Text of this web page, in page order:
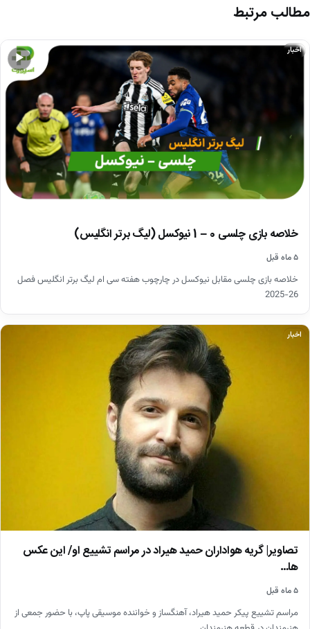
مطالب مرتبط
▶
اخبار
خلاصه بازی چلسی 0 – 1 نیوکسل (لیگ برتر انگلیس)
۵ ماه قبل
خلاصه بازی چلسی مقابل نیوکسل در چارچوب هفته سی ام لیگ برتر انگلیس فصل
26-2025
اخبار
تصاویر| گریه هواداران حمید هیراد در مراسم تشییع او/ این عکس
ها…
۵ ماه قبل
مراسم تشییع پیکر حمید هیراد، آهنگساز و خواننده موسیقی پاپ، با حضور جمعی از